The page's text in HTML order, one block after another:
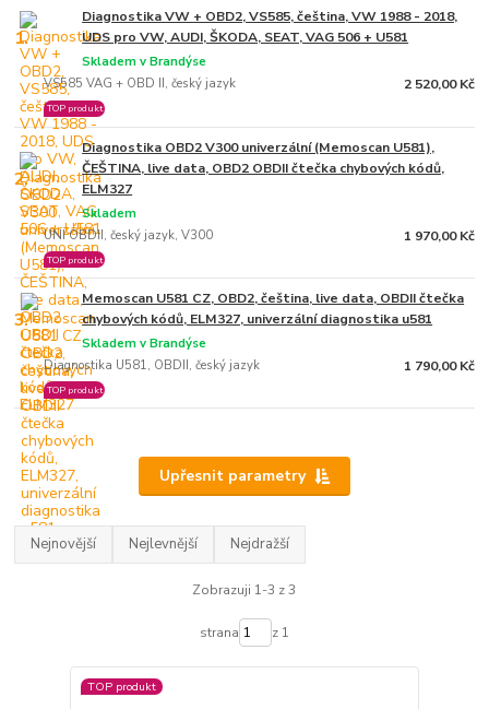
1.
Diagnostika VW + OBD2, VS585, čeština, VW 1988 - 2018,
UDS pro VW, AUDI, ŠKODA, SEAT, VAG 506 + U581
VS585 VAG + OBD II, český jazyk
Skladem v Brandýse
TOP produkt
2 520,00 Kč
2.
Diagnostika OBD2 V300 univerzální (Memoscan U581),
ČEŠTINA, live data, OBD2 OBDII čtečka chybových kódů,
ELM327
UNI OBDII, český jazyk, V300
Skladem
TOP produkt
1 970,00 Kč
3.
Memoscan U581 CZ, OBD2, čeština, live data, OBDII čtečka
chybových kódů, ELM327, univerzální diagnostika u581
Diagnostika U581, OBDII, český jazyk
Skladem v Brandýse
TOP produkt
1 790,00 Kč
Upřesnit parametry
Nejnovější Nejlevnější Nejdražší
Zobrazuji 1-3 z 3
strana z 1
TOP produkt